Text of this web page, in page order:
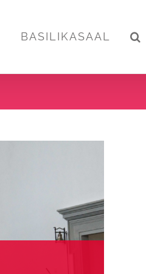
BASILIKASAAL